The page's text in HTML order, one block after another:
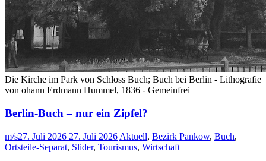
Die Kirche im Park von Schloss Buch; Buch bei Berlin - Lithografie
von ohann Erdmann Hummel, 1836 - Gemeinfrei
Berlin-Buch – nur ein Zipfel?
m/s27. Juli 2026 27. Juli 2026 Aktuell, Bezirk Pankow, Buch,
Ortsteile-Separat, Slider, Tourismus, Wirtschaft